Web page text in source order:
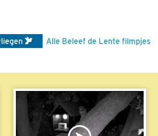
Alle Beleef de Lente filmpjes